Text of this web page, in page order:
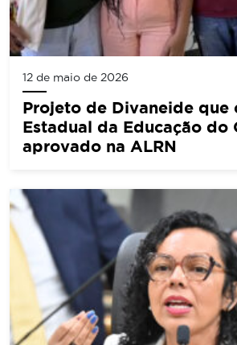
12 de maio de 2026
Projeto de Divaneide que
Estadual da Educação do
aprovado na ALRN